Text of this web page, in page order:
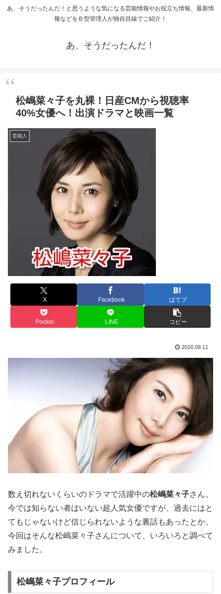
あ、そうだったんだ！と思うような気になる芸能情報やお役立ち情報、最新情
報などをＢ型管理人が独自目線でご紹介！
あ、そうだったんだ！
松嶋菜々子を丸裸！日産CMから視聴率
40%女優へ！出演ドラマと映画一覧
芸能人
X Facebook はてブ
Pocket LINE コピー
2016.09.11
数え切れないくらいのドラマで活躍中の松嶋菜々子さん。
今では知らない者はいない超人気女優ですが、過去にはと
てもじゃないけど信じられないような裏話もあったとか。
今回はそんな松嶋菜々子さんについて、いろいろと調べて
みました。
松嶋菜々子プロフィール